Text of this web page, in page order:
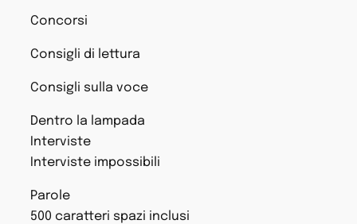
Concorsi
Consigli di lettura
Consigli sulla voce
Dentro la lampada
Interviste
Interviste impossibili
Parole
500 caratteri spazi inclusi